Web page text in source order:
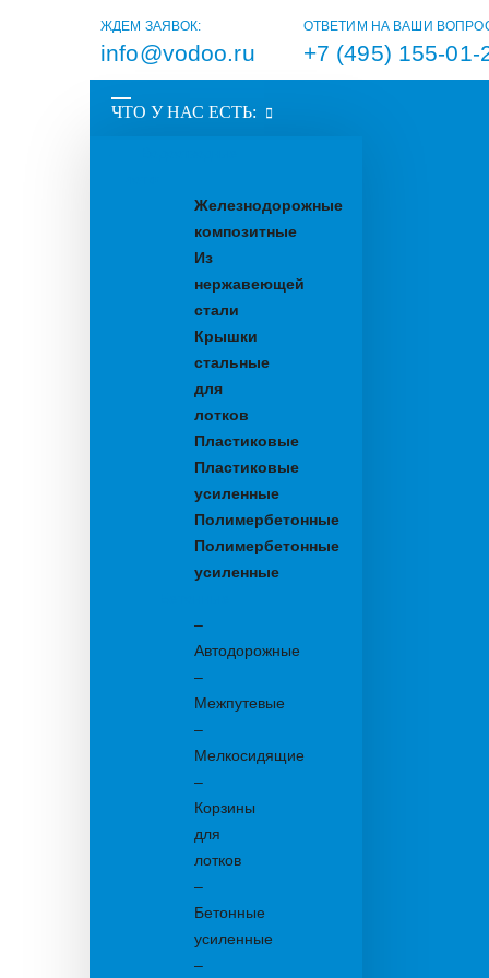
ЖДЕМ ЗАЯВОК:
info@vodoo.ru
ОТВЕТИМ НА ВАШИ
+7 (495) 155-01-
ЧТО У НАС ЕСТЬ:
Железнодорожные
композитные
Из
нержавеющей
стали
Крышки
стальные
для
лотков
Пластиковые
Пластиковые
усиленные
Полимербетонные
Полимербетонные
усиленные
–
Автодорожные
–
Межпутевые
–
Мелкосидящие
–
Корзины
для
лотков
–
Бетонные
усиленные
–